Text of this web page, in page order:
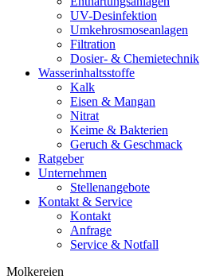
UV-Desinfektion
Umkehrosmoseanlagen
Filtration
Dosier- & Chemietechnik
Wasserinhaltsstoffe
Kalk
Eisen & Mangan
Nitrat
Keime & Bakterien
Geruch & Geschmack
Ratgeber
Unternehmen
Stellenangebote
Kontakt & Service
Kontakt
Anfrage
Service & Notfall
Molkereien